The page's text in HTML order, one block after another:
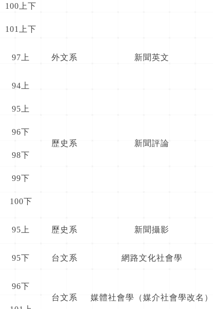
100上下
101上下
97上 外文系 新聞英文
94上
95上
96下
98下
99下
100下
歷史系 新聞評論
95上 歷史系 新聞攝影
95下 台文系 網路文化社會學
96下
台文系 媒體社會學（媒介社會學改名）